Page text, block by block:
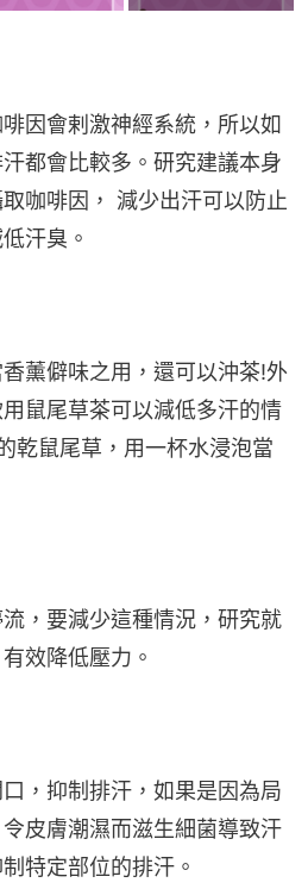
因會剌激神經系統，所以如
都會比較多。研究建議本身
咖啡因， 減少出汗可以防止
汗臭。
薰僻味之用，還可以沖茶!外
鼠尾草茶可以減低多汗的情
乾鼠尾草，用一杯水浸泡當
，要減少這種情況，研究就
效降低壓力。
，抑制排汗，如果是因為局
皮膚潮濕而滋生細菌導致汗
特定部位的排汗。